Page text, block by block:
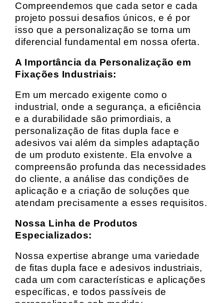
Compreendemos que cada setor e cada
projeto possui desafios únicos, e é por
isso que a personalização se torna um
diferencial fundamental em nossa oferta.
A Importância da Personalização em
Fixações Industriais:
Em um mercado exigente como o
industrial, onde a segurança, a eficiência
e a durabilidade são primordiais, a
personalização de fitas dupla face e
adesivos vai além da simples adaptação
de um produto existente. Ela envolve a
compreensão profunda das necessidades
do cliente, a análise das condições de
aplicação e a criação de soluções que
atendam precisamente a esses requisitos.
Nossa Linha de Produtos
Especializados:
Nossa expertise abrange uma variedade
de fitas dupla face e adesivos industriais,
cada um com características e aplicações
específicas, e todos passíveis de